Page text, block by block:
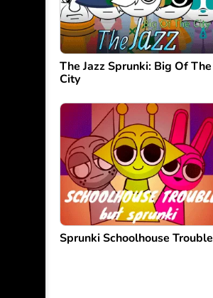
The Jazz Sprunki: Big Of The
City
Sprunki Schoolhouse Trouble